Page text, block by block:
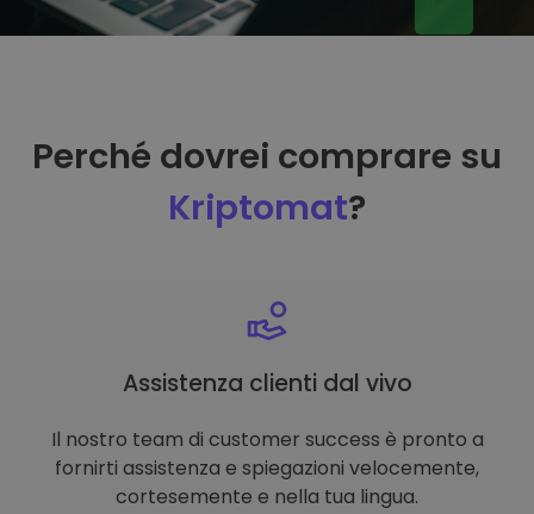
Perché dovrei comprare su
Kriptomat?
Assistenza clienti dal vivo
Il nostro team di customer success è pronto a
fornirti assistenza e spiegazioni velocemente,
cortesemente e nella tua lingua.